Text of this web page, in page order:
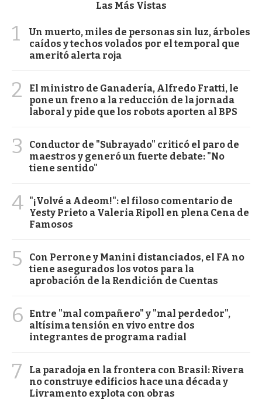
Las Más Vistas
1
Un muerto, miles de personas sin luz, árboles
caídos y techos volados por el temporal que
ameritó alerta roja
2
El ministro de Ganadería, Alfredo Fratti, le
pone un freno a la reducción de la jornada
laboral y pide que los robots aporten al BPS
3
Conductor de "Subrayado" criticó el paro de
maestros y generó un fuerte debate: "No
tiene sentido"
4 "¡Volvé a Adeom!": el filoso comentario de
Yesty Prieto a Valeria Ripoll en plena Cena de
Famosos
5
Con Perrone y Manini distanciados, el FA no
tiene asegurados los votos para la
aprobación de la Rendición de Cuentas
6
Entre "mal compañero" y "mal perdedor",
altísima tensión en vivo entre dos
integrantes de programa radial
7
La paradoja en la frontera con Brasil: Rivera
no construye edificios hace una década y
Livramento explota con obras